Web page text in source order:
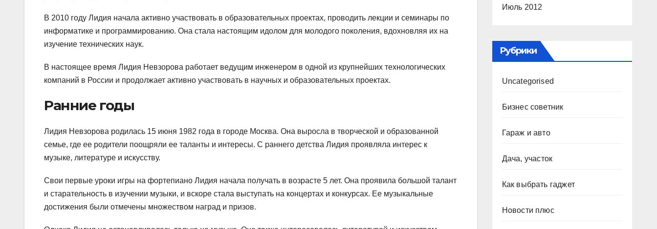
В 2010 году Лидия начала активно участвовать в образовательных проектах, проводить лекции и семинары по
информатике и программированию. Она стала настоящим идолом для молодого поколения, вдохновляя их на
изучение технических наук.
В настоящее время Лидия Невзорова работает ведущим инженером в одной из крупнейших технологических
компаний в России и продолжает активно участвовать в научных и образовательных проектах.
Ранние годы
Лидия Невзорова родилась 15 июня 1982 года в городе Москва. Она выросла в творческой и образованной
семье, где ее родители поощряли ее таланты и интересы. С раннего детства Лидия проявляла интерес к
музыке, литературе и искусству.
Свои первые уроки игры на фортепиано Лидия начала получать в возрасте 5 лет. Она проявила большой талант
и старательность в изучении музыки, и вскоре стала выступать на концертах и конкурсах. Ее музыкальные
достижения были отмечены множеством наград и призов.
Июль 2012
Рубрики
Uncategorised
Бизнес советник
Гараж и авто
Дача, участок
Как выбрать гаджет
Новости плюс